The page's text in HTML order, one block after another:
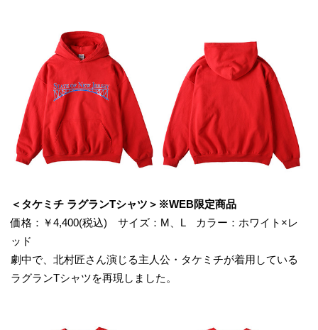
＜タケミチ ラグランTシャツ＞※WEB限定商品
価格：￥4,400(税込) サイズ：M、L カラー：ホワイト×レ
ッド
劇中で、北村匠さん演じる主人公・タケミチが着用している
ラグランTシャツを再現しました。